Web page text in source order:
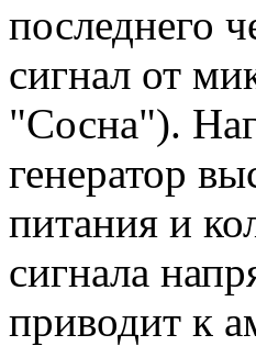
последнего
сигнал от
"Сосна").
генератор
питания и
сигнала
приводит к